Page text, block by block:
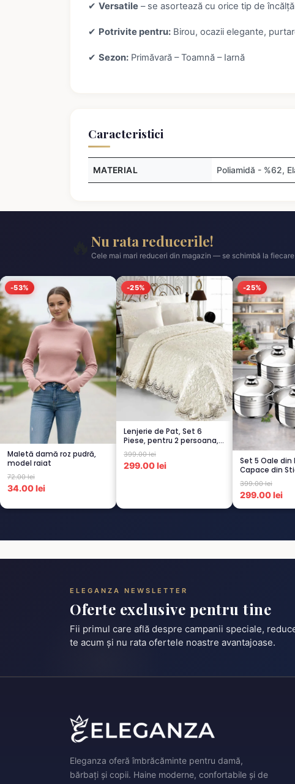
✔ Versatile– se asortează cu orice tip de
✔ Potrivite pentru:Birou, ocazii elegante,
✔ Sezon:Primăvară – Toamnă – Iarnă
Caracteristici
MATERIAL Poliamidă - %62,
Nu rata reducerile!
Cele mai mari reduceri din magazin — se schimbă la
-53%
Maletă damă roz pudră,
model raiat
72.00 lei
34.00 lei
-25%
Lenjerie de Pat, Set 6
Piese, pentru 2 persoana,
CREM-4...
399.00 lei
299.00 lei
-25%
Set 5 Oale din
Capace din
399.00 lei
299.00 lei
ELEGANZA NEWSLETTER
Oferte exclusive pentru tine
Fii primul care află despre campanii speciale,
te acum și nu rata ofertele noastre avantajoase.
Eleganza oferă îmbrăcăminte pentru damă,
bărbați și copii. Haine moderne, confortabile și de